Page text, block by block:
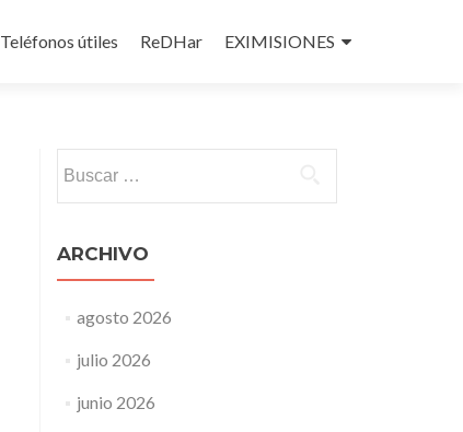
Teléfonos útiles ReDHar EXIMISIONES
ARCHIVO
agosto 2026
julio 2026
junio 2026